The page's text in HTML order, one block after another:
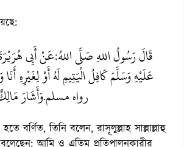
عَنْ أَبِي:قَالَ رَسُولُ اللهِ صَلَّى اللهُ
عَلَيْهِ وَسَلَّمَ كَافِلُ الْيَتِيمِ لَهُ أَوْ لِغَيْرِهِ
وَأَشَارَ.رواه مسلم
বর্ণিত, তিনি বলেন, রাসূলুল্লাহ সাল্লাল্লাহু
আমি ও এতিম প্রতিপালনকারীর